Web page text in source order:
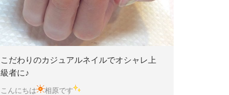
こだわりのカジュアルネイルでオシャレ上
級者に♪
こんにちは 相原です